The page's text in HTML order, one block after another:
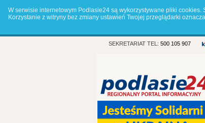
W serwisie internetowym Podlasie24 są wykorzystywane pliki
Korzystanie z witryny bez zmiany ustawień Twojej przeglądarki
SEKRETARIAT TEL: 500 105 907